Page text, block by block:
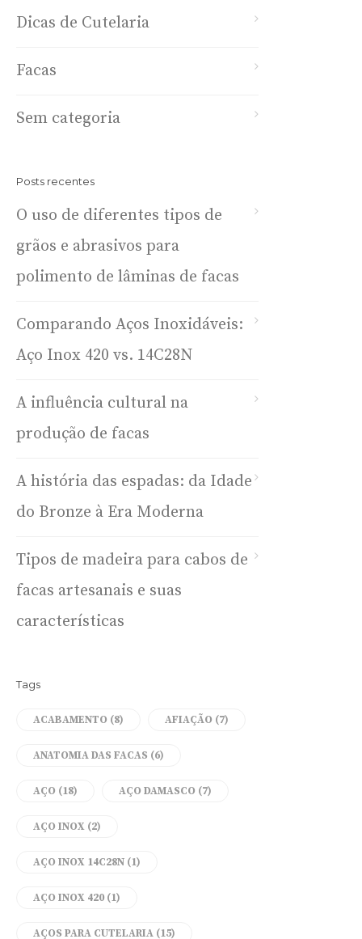
Dicas de Cutelaria
Facas
Sem categoria
Posts recentes
O uso de diferentes tipos de
grãos e abrasivos para
polimento de lâminas de facas
Comparando Aços Inoxidáveis:
Aço Inox 420 vs. 14C28N
A influência cultural na
produção de facas
A história das espadas: da Idade
do Bronze à Era Moderna
Tipos de madeira para cabos de
facas artesanais e suas
características
Tags
ACABAMENTO (8) AFIAÇÃO (7)
ANATOMIA DAS FACAS (6)
AÇO (18) AÇO DAMASCO (7)
AÇO INOX (2)
AÇO INOX 14C28N (1)
AÇO INOX 420 (1)
AÇOS PARA CUTELARIA (15)